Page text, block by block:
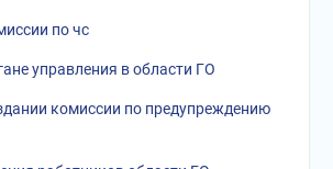
по чс
управления в области ГО
комиссии по предупреждению